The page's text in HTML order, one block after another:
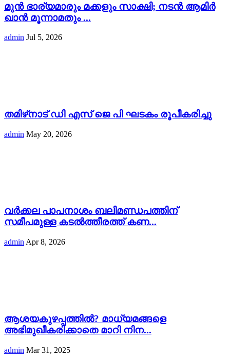
മുൻ ഭാര്യമാരും മക്കളും സാക്ഷി; നടൻ ആമിർ
ഖാൻ മൂന്നാമതും ...
admin Jul 5, 2026
തമിഴ്‌നാട് ഡി എസ് ജെ പി ഘടകം രൂപീകരിച്ചു
admin May 20, 2026
വർക്കല പാപനാശം ബലിമണ്ഡപത്തിന്
സമീപമുള്ള കടൽത്തീരത്ത് കണ...
admin Apr 8, 2026
ആശയകുഴപ്പത്തില്‍? മാധ്യമങ്ങളെ
അഭിമുഖീകരിക്കാതെ മാറി നിന...
admin Mar 31, 2025